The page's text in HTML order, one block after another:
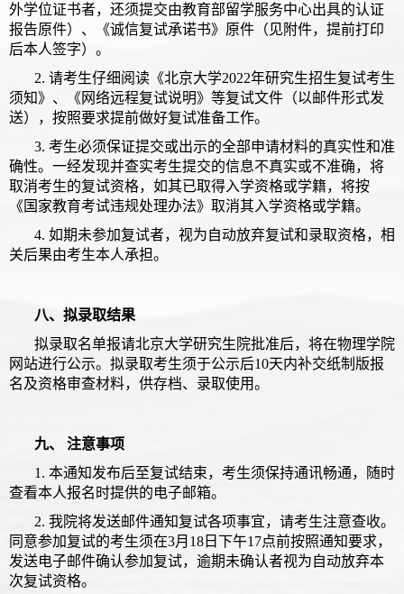
外学位证书者，还须提交由教育部留学服务中心出具的认证
报告原件）、《诚信复试承诺书》原件（见附件，提前打印
后本人签字）。
2. 请考生仔细阅读《北京大学2022年研究生招生复试考生
须知》、《网络远程复试说明》等复试文件（以邮件形式发
送），按照要求提前做好复试准备工作。
3. 考生必须保证提交或出示的全部申请材料的真实性和准
确性。一经发现并查实考生提交的信息不真实或不准确，将
取消考生的复试资格，如其已取得入学资格或学籍，将按
《国家教育考试违规处理办法》取消其入学资格或学籍。
4. 如期未参加复试者，视为自动放弃复试和录取资格，相
关后果由考生本人承担。
八、拟录取结果
拟录取名单报请北京大学研究生院批准后，将在物理学院
网站进行公示。拟录取考生须于公示后10天内补交纸制版报
名及资格审查材料，供存档、录取使用。
九、 注意事项
1. 本通知发布后至复试结束，考生须保持通讯畅通，随时
查看本人报名时提供的电子邮箱。
2. 我院将发送邮件通知复试各项事宜，请考生注意查收。
同意参加复试的考生须在3月18日下午17点前按照通知要求，
发送电子邮件确认参加复试，逾期未确认者视为自动放弃本
次复试资格。